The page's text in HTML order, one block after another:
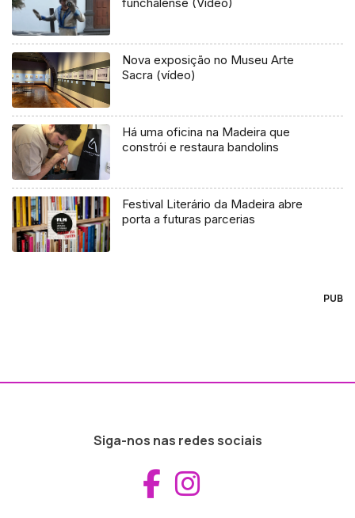
funchalense (Vídeo)
Nova exposição no Museu Arte
Sacra (vídeo)
Há uma oficina na Madeira que
constrói e restaura bandolins
Festival Literário da Madeira abre
porta a futuras parcerias
PUB
Siga-nos nas redes sociais
Aceder ao